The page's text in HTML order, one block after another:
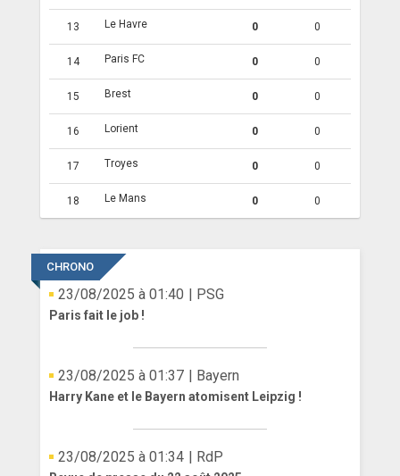
13 Le Havre 0 0
14 Paris FC 0 0
15 Brest 0 0
16 Lorient 0 0
17 Troyes 0 0
18 Le Mans 0 0
CHRONO
23/08/2025 à 01:40 | PSG
Paris fait le job !
23/08/2025 à 01:37 | Bayern
Harry Kane et le Bayern atomisent Leipzig !
23/08/2025 à 01:34 | RdP